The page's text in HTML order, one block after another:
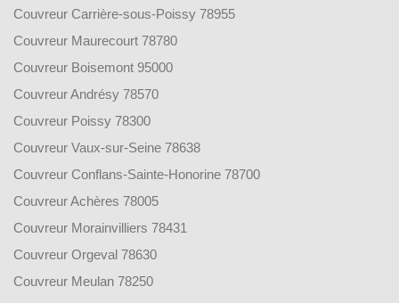
Couvreur Carrière-sous-Poissy 78955
Couvreur Maurecourt 78780
Couvreur Boisemont 95000
Couvreur Andrésy 78570
Couvreur Poissy 78300
Couvreur Vaux-sur-Seine 78638
Couvreur Conflans-Sainte-Honorine 78700
Couvreur Achères 78005
Couvreur Morainvilliers 78431
Couvreur Orgeval 78630
Couvreur Meulan 78250